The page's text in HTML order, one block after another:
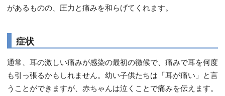
があるものの、圧力と痛みを和らげてくれます。
症状
通常、耳の激しい痛みが感染の最初の徴候で、痛みで耳を何度
も引っ張るかもしれません。幼い子供たちは「耳が痛い」と言
うことができますが、赤ちゃんは泣くことで痛みを伝えます。